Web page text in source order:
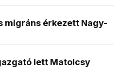
migráns érkezett Nagy-
lett Matolcsy